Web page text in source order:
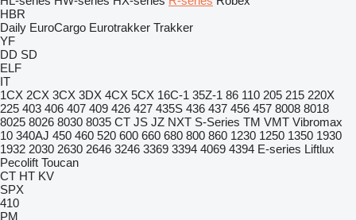
HBR
Daily EuroCargo Eurotrakker Trakker
YF
DD SD
ELF
IT
1CX 2CX 3CX 3DX 4CX 5CX 16C-1 35Z-1 86 110 205 215 220X
225 403 406 407 409 426 427 435S 436 437 456 457 8008 8018
8025 8026 8030 8035 CT JS JZ NXT S-Series TM VMT Vibromax
10 340AJ 450 460 520 600 660 680 800 860 1230 1250 1350 1930
1932 2030 2630 2646 3246 3369 3394 4069 4394 E-series Liftlux
Pecolift Toucan
CT HT KV
SPX
410
PM